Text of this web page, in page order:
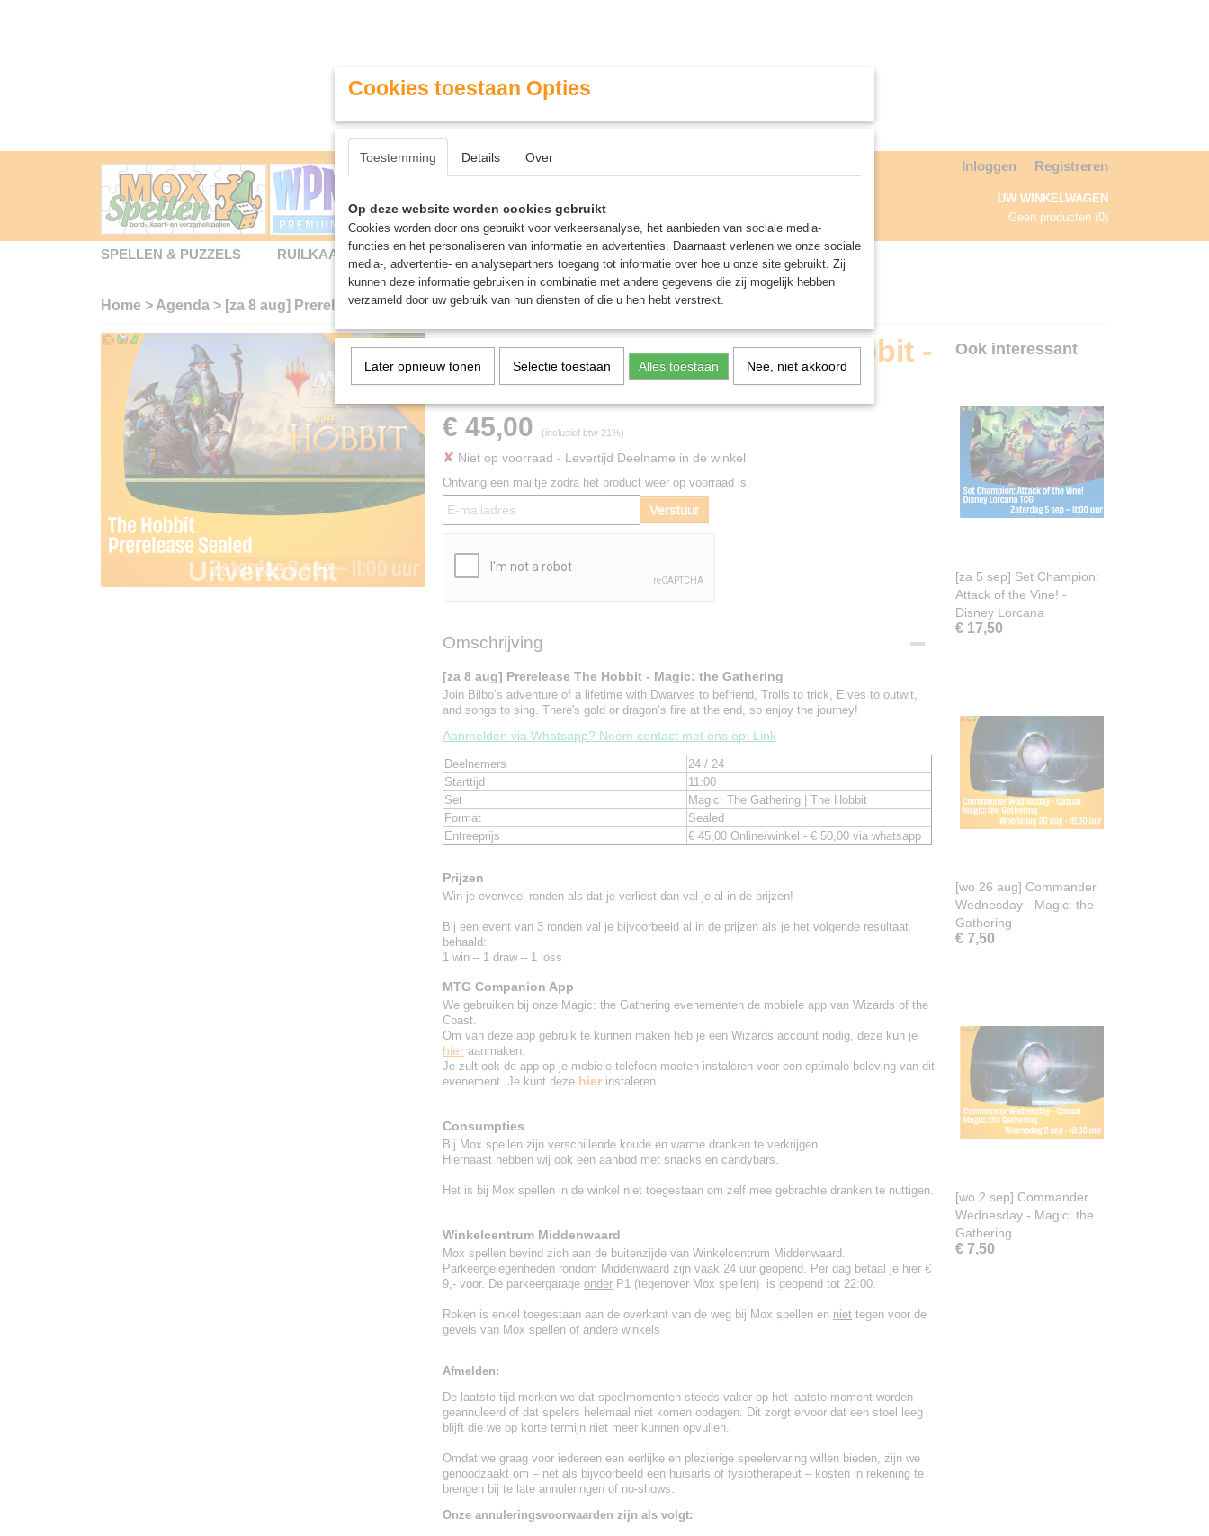
Contact & Openingstijden Inloggen Registreren
UW WINKELWAGEN
Geen producten (0)
SPELLEN & PUZZELS RUILKAARTEN MINIATURE GAMING ROLE PLAYING GAMES AGENDA
Home > Agenda > [za 8 aug] Prerelease The Hobbit - Magic: the Gathering
Uitverkocht
8 augustus
[za 8 aug] Prerelease The Hobbit -
Magic: the Gathering
€ 45,00 (inclusief btw 21%)
✘ Niet op voorraad - Levertijd Deelname in de winkel
Ontvang een mailtje zodra het product weer op voorraad is.
Verstuur
Omschrijving
[za 8 aug] Prerelease The Hobbit - Magic: the Gathering
Join Bilbo’s adventure of a lifetime with Dwarves to befriend, Trolls to trick, Elves to outwit,
and songs to sing. There's gold or dragon’s fire at the end, so enjoy the journey!
Aanmelden via Whatsapp? Neem contact met ons op: Link
Deelnemers
24 / 24
Starttijd
11:00
Set
Magic: The Gathering | The Hobbit
Format
Sealed
Entreeprijs
€ 45,00 Online/winkel - € 50,00 via whatsapp
Prijzen
Win je evenveel ronden als dat je verliest dan val je al in de prijzen!
Bij een event van 3 ronden val je bijvoorbeeld al in de prijzen als je het volgende resultaat
behaald:
1 win – 1 draw – 1 loss
MTG Companion App
We gebruiken bij onze Magic: the Gathering evenementen de mobiele app van Wizards of the
Coast.
Om van deze app gebruik te kunnen maken heb je een Wizards account nodig, deze kun je
hier aanmaken.
Je zult ook de app op je mobiele telefoon moeten instaleren voor een optimale beleving van dit
evenement. Je kunt deze hier instaleren.
Consumpties
Bij Mox spellen zijn verschillende koude en warme dranken te verkrijgen.
Hiernaast hebben wij ook een aanbod met snacks en candybars.
Het is bij Mox spellen in de winkel niet toegestaan om zelf mee gebrachte dranken te nuttigen.
Winkelcentrum Middenwaard
Mox spellen bevind zich aan de buitenzijde van Winkelcentrum Middenwaard.
Parkeergelegenheden rondom Middenwaard zijn vaak 24 uur geopend. Per dag betaal je hier €
9,- voor. De parkeergarage onder P1 (tegenover Mox spellen) is geopend tot 22:00.
Roken is enkel toegestaan aan de overkant van de weg bij Mox spellen en niet tegen voor de
gevels van Mox spellen of andere winkels
Afmelden:
De laatste tijd merken we dat speelmomenten steeds vaker op het laatste moment worden
geannuleerd of dat spelers helemaal niet komen opdagen. Dit zorgt ervoor dat een stoel leeg
blijft die we op korte termijn niet meer kunnen opvullen.
Omdat we graag voor iedereen een eerlijke en plezierige speelervaring willen bieden, zijn we
genoodzaakt om – net als bijvoorbeeld een huisarts of fysiotherapeut – kosten in rekening te
brengen bij te late annuleringen of no-shows.
Onze annuleringsvoorwaarden zijn als volgt:
Ook interessant
[za 5 sep] Set Champion:
Attack of the Vine! -
Disney Lorcana
€ 17,50
[wo 26 aug] Commander
Wednesday - Magic: the
Gathering
€ 7,50
[wo 2 sep] Commander
Wednesday - Magic: the
Gathering
€ 7,50
Cookies toestaan Opties
Toestemming Details Over
Op deze website worden cookies gebruikt
Cookies worden door ons gebruikt voor verkeersanalyse, het aanbieden van sociale media-
functies en het personaliseren van informatie en advertenties. Daarnaast verlenen we onze sociale
media-, advertentie- en analysepartners toegang tot informatie over hoe u onze site gebruikt. Zij
kunnen deze informatie gebruiken in combinatie met andere gegevens die zij mogelijk hebben
verzameld door uw gebruik van hun diensten of die u hen hebt verstrekt.
Later opnieuw tonen Selectie toestaan Alles toestaan Nee, niet akkoord